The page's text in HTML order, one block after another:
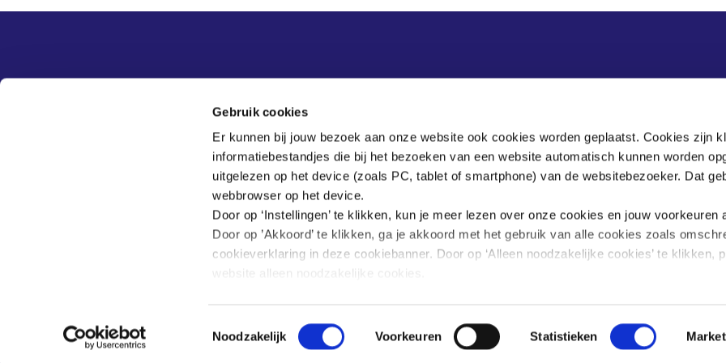
Gebruik cookies
Er kunnen bij jouw bezoek aan onze website ook cookies worden geplaatst. Cookies zijn
informatiebestandjes die bij het bezoeken van een website automatisch kunnen worden
uitgelezen op het device (zoals PC, tablet of smartphone) van de websitebezoeker. Dat
webbrowser op het device.
Door op ‘Instellingen’ te klikken, kun je meer lezen over onze cookies en jouw voorkeuren
Door op ’Akkoord’ te klikken, ga je akkoord met het gebruik van alle cookies zoals
cookieverklaring in deze cookiebanner. Door op ‘Alleen noodzakelijke cookies’ te klikken,
Toestemmingsselectie
Noodzakelijk Voorkeuren Statistieken
Contact
Tel:070 - 3 499 499
Veelgestelde vragen
Postbus 90405
2509 LK Den Haag
Privacy